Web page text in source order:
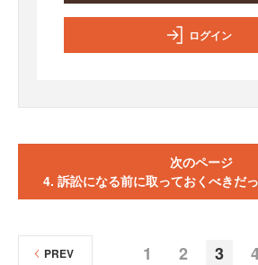
ログイン
次のページ
4. 訴訟になる前に取っておくべきだ
1 2 3
PREV